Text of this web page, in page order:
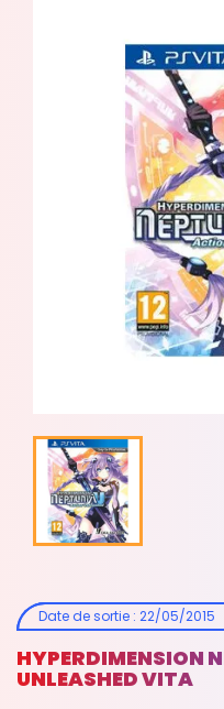
Date de sortie: 22/05/2015
HYPERDIMENSION
UNLEASHED VITA